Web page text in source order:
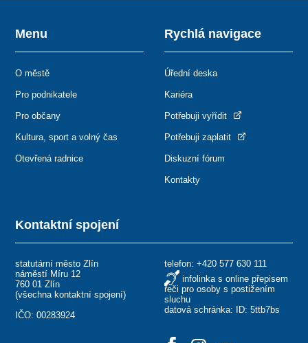
Kontaktní spojení
statutární město Zlín
náměstí Míru 12
760 01 Zlín
(všechna kontaktní spojení)
IČO: 00283924
telefon: +420 577 630 111
infolinka s online přepisem
řeči pro osoby s postižením
sluchu
datová schránka: ID: 5ttb7bs
Menu
O městě
Pro podnikatele
Pro občany
Kultura, sport a volný čas
Otevřená radnice
Rychlá navigace
Úřední deska
Kariéra
Potřebuji vyřídit
Potřebuji zaplatit
Diskuzní fórum
Kontakty